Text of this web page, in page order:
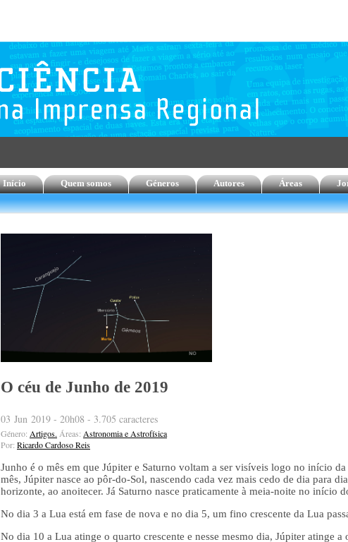
Início Quem somos Géneros Autores Áreas
O céu de Junho de 2019
03 Jun 2019 - 20h08 - 3.705 caracteres
Género: Artigos. Áreas: Astronomia e Astrofísica
Por: Ricardo Cardoso Reis
Junho é o mês em que Júpiter e Saturno voltam a ser visíveis logo no início
mês, Júpiter nasce ao pôr-do-Sol, nascendo cada vez mais cedo de dia para
horizonte, ao anoitecer. Já Saturno nasce praticamente à meia-noite no início
No dia 3 a Lua está em fase de nova e no dia 5, um fino crescente da Lua
No dia 10 a Lua atinge o quarto crescente e nesse mesmo dia, Júpiter atinge